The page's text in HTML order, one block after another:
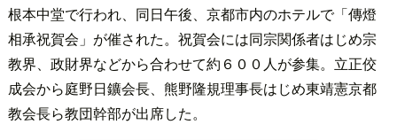
根本中堂で行われ、同日午後、京都市内のホテルで「傳燈
相承祝賀会」が催された。祝賀会には同宗関係者はじめ宗
教界、政財界などから合わせて約６００人が参集。立正佼
成会から庭野日鑛会長、熊野隆規理事長はじめ東靖憲京都
教会長ら教団幹部が出席した。